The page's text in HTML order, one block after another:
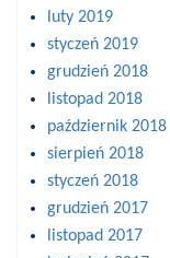
luty 2019
styczeń 2019
grudzień 2018
listopad 2018
październik 2018
sierpień 2018
styczeń 2018
grudzień 2017
listopad 2017